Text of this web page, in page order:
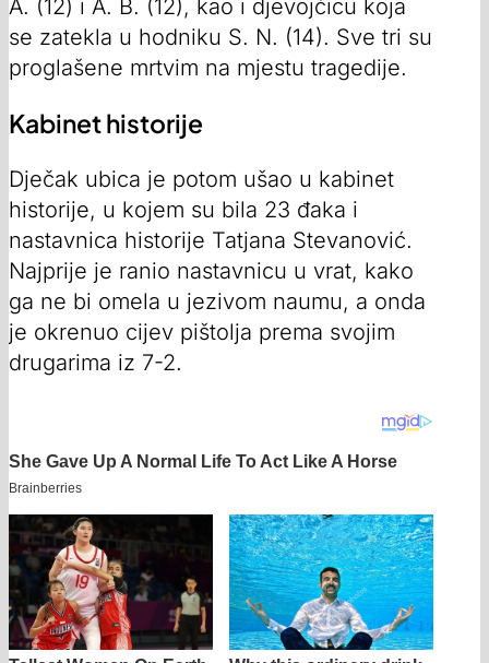
A. (12) i A. B. (12), kao i djevojčicu koja
se zatekla u hodniku S. N. (14). Sve tri su
proglašene mrtvim na mjestu tragedije.
Kabinet historije
Dječak ubica je potom ušao u kabinet
historije, u kojem su bila 23 đaka i
nastavnica historije Tatjana Stevanović.
Najprije je ranio nastavnicu u vrat, kako
ga ne bi omela u jezivom naumu, a onda
je okrenuo cijev pištolja prema svojim
drugarima iz 7-2.